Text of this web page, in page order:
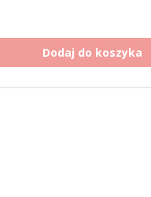
Dodaj do koszyka